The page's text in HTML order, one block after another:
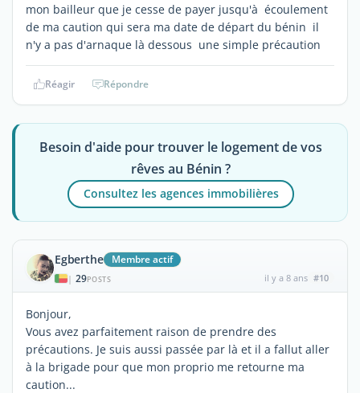
mon bailleur que je cesse de payer jusqu'à écoulement
de ma caution qui sera ma date de départ du bénin il
n'y a pas d'arnaque là dessous une simple précaution
Réagir Répondre
Besoin d'aide pour trouver le logement de vos
rêves au Bénin ?
Consultez les agences immobilières
Egberthe Membre actif
| 29POSTS il y a 8 ans #10
Bonjour,
Vous avez parfaitement raison de prendre des
précautions. Je suis aussi passée par là et il a fallut aller
à la brigade pour que mon proprio me retourne ma
caution...